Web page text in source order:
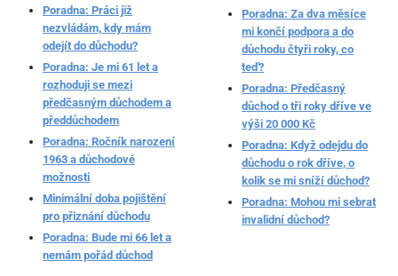
Poradna: Práci již
nezvládám, kdy mám
odejít do důchodu?
Poradna: Je mi 61 let a
rozhoduji se mezi
předčasným důchodem a
předdůchodem
Poradna: Ročník narození
1963 a důchodové
možnosti
Minimální doba pojištění
pro přiznání důchodu
Poradna: Bude mi 66 let a
nemám pořád důchod
Poradna: Za dva měsíce
mi končí podpora a do
důchodu čtyři roky, co
teď?
Poradna: Předčasný
důchod o tři roky dříve ve
výši 20 000 Kč
Poradna: Když odejdu do
důchodu o rok dříve, o
kolik se mi sníží důchod?
Poradna: Mohou mi sebrat
invalidní důchod?